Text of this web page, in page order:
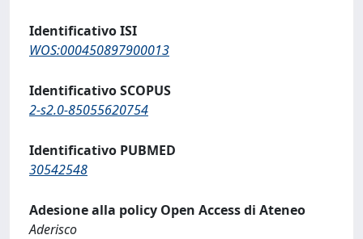
Identificativo ISI
WOS:000450897900013
Identificativo SCOPUS
2-s2.0-85055620754
Identificativo PUBMED
30542548
Adesione alla policy Open Access di Ateneo
Aderisco